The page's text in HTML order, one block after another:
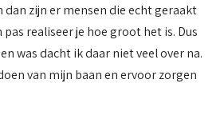
dan zijn er mensen die echt geraakt
pas realiseer je hoe groot het is. Dus
was dacht ik daar niet veel over na.
van mijn baan en ervoor zorgen